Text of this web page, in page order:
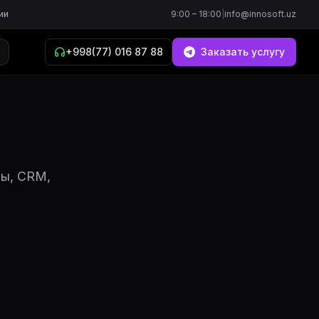
9:00 – 18:00 info@innosoft.uz
+998(77) 016 87 88 Заказать услугу
CRM,